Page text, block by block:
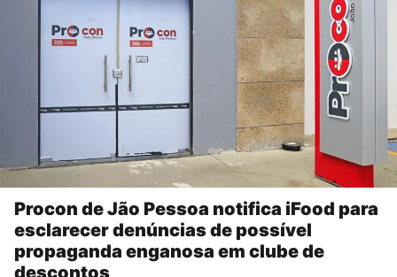
Procon de Jão Pessoa notifica iFood para
esclarecer denúncias de possível
propaganda enganosa em clube de
descontos